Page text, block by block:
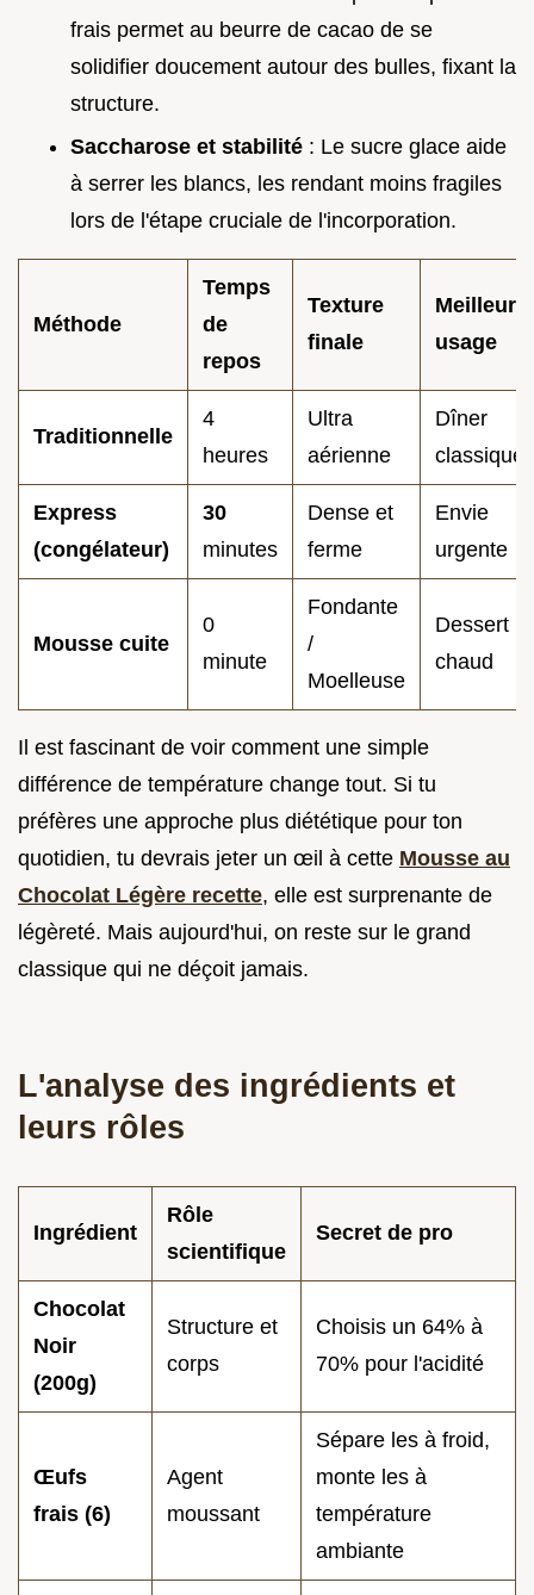
frais permet au beurre de cacao de se
solidifier doucement autour des bulles, fixant la
structure.
Saccharose et stabilité : Le sucre glace aide
à serrer les blancs, les rendant moins fragiles
lors de l'étape cruciale de l'incorporation.
Méthode
Temps
de
repos
Texture
finale
Meilleur
usage
Traditionnelle
4
heures
Ultra
aérienne
Dîner
classique
Express
(congélateur)
30
minutes
Dense et
ferme
Envie
urgente
Mousse cuite
0
minute
Fondante
/
Moelleuse
Dessert
chaud
Il est fascinant de voir comment une simple
différence de température change tout. Si tu
préfères une approche plus diététique pour ton
quotidien, tu devrais jeter un œil à cette Mousse au
Chocolat Légère recette, elle est surprenante de
légèreté. Mais aujourd'hui, on reste sur le grand
classique qui ne déçoit jamais.
L'analyse des ingrédients et
leurs rôles
Ingrédient
Rôle
scientifique
Secret de pro
Chocolat
Noir
(200g)
Structure et
corps
Choisis un 64% à
70% pour l'acidité
Œufs
frais (6)
Agent
moussant
Sépare les à froid,
monte les à
température
ambiante